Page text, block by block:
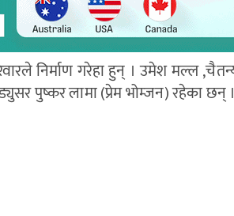
निर्माण गरेहा हुन् । उमेश मल्ल ,चैतन्य
पुष्कर लामा (प्रेम भोम्जन) रहेका छन् ।